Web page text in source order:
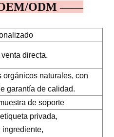
ODM ——
directa.
orgánicos naturales, con
garantía de calidad.
de soporte
privada,
ingrediente,